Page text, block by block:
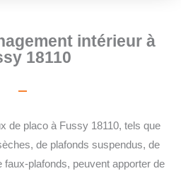
intérieur à
18110
de placo à Fussy 18110, tels que
de plafonds suspendus, de
plafonds, peuvent apporter de